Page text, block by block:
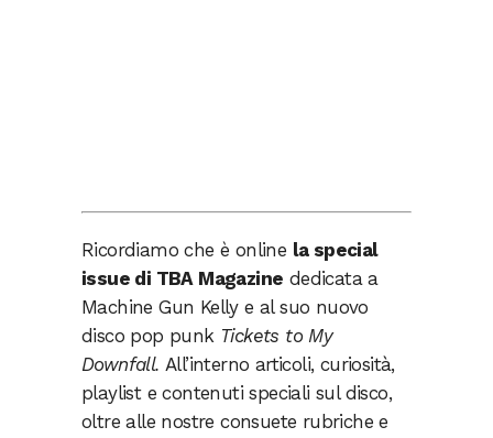
Ricordiamo che è online la special
issue di TBA Magazine dedicata a
Machine Gun Kelly e al suo nuovo
disco pop punk Tickets to My
Downfall.All’interno articoli, curiosità,
playlist e contenuti speciali sul disco,
oltre alle nostre consuete rubriche e